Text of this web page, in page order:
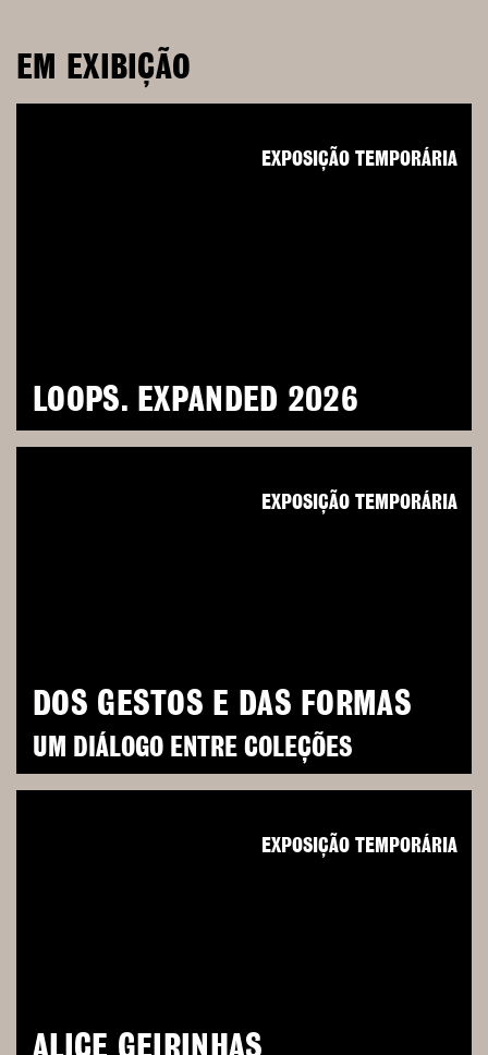
EM EXIBIÇÃO
LOOPS. EXPANDED 2026
EXPOSIÇÃO TEMPORÁRIA
DOS GESTOS E DAS FORMAS
UM DIÁLOGO ENTRE COLEÇÕES
EXPOSIÇÃO TEMPORÁRIA
ALICE GEIRINHAS
EXPOSIÇÃO TEMPORÁRIA